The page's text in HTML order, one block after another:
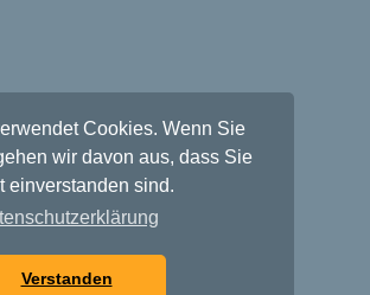
Cookies. Wenn Sie
wir davon aus, dass Sie
einverstanden sind.
Verstanden